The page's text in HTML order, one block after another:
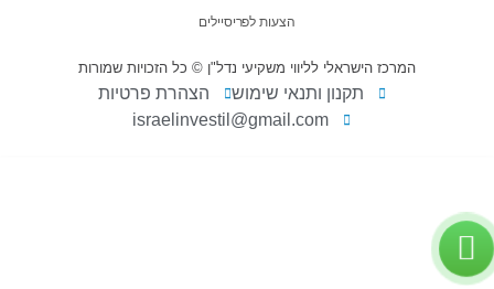
המרכז הישראלי לליווי משקיעי נדל"ן © כל הזכויות שמורות
תקנון ותנאי שימוש
הצהרת פרטיות
israelinvestil@gmail.com
הצעות לפריסיילים